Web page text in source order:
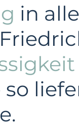
in